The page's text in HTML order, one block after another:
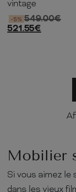
vintage
549.00€
-5%
521.55€
Mobilier
Si vous aimez